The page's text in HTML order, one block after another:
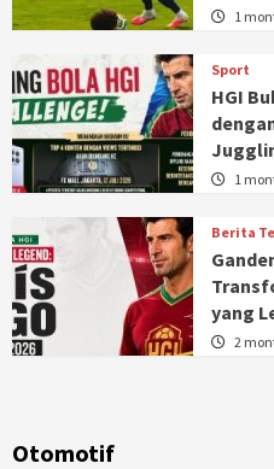
1
Sport
HGI
1
Berita
yang
2
Otomotif